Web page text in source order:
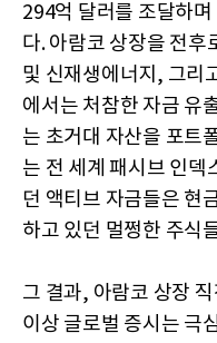
294억 달러를 조달하
다. 아람코 상장을 전후
및 신재생에너지, 그리
에서는 처참한 자금 유
는 초거대 자산을 포트
는 전 세계 패시브 인덱
던 액티브 자금들은 현
하고 있던 멀쩡한 주식
그 결과, 아람코 상장
이상 글로벌 증시는 극